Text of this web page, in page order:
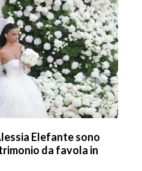
Elefante sono
da favola in